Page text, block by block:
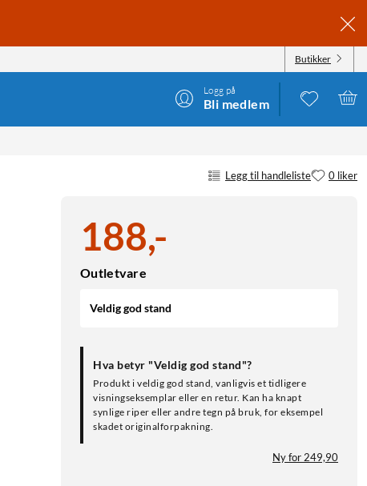
Butikker
Logg på
Bli medlem
Legg til handleliste 0 liker
188,-
Outletvare
Veldig god stand
Hva betyr "Veldig god stand"?
Produkt i veldig god stand, vanligvis et tidligere
visningseksemplar eller en retur. Kan ha knapt
synlige riper eller andre tegn på bruk, for eksempel
skadet originalforpakning.
Ny for 249,90